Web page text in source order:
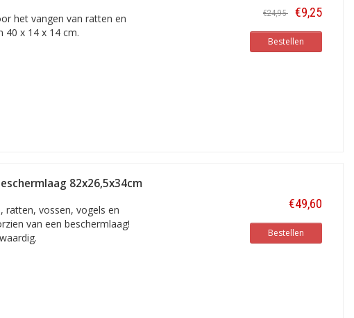
het vangen van ratten en
40 x 14 x 14 cm.
€24,95 €9,25
Bestellen
82x26,5x34cm
vossen, vogels en
van een beschermlaag!
€49,60
Bestellen